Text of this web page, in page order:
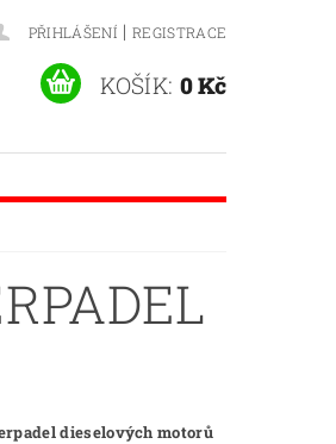
PŘIHLÁŠENÍ | REGISTRACE
KOŠÍK: 0 Kč
dieselových motorů